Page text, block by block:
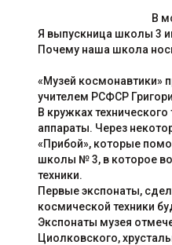
В
Я выпускница школы 3
Почему наша школа
«Музей космонавтики»
учителем РСФСР
В кружках
аппараты. Через
«Прибой», которые
школы № 3, в которое
техники.
Первые экспонаты,
космической техники
Экспонаты музея
Циолковского,